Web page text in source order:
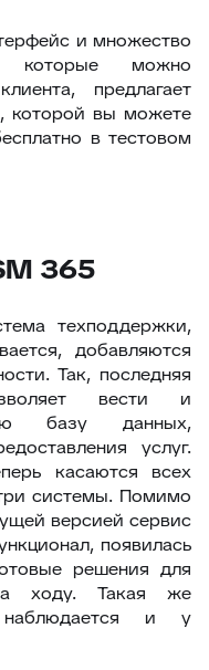
и множество
которые можно
предлагает
которой вы можете
в тестовом
365
техподдержки,
добавляются
Так, последняя
вести и
базу данных,
услуг.
касаются всех
системы. Помимо
версией сервис
появилась
решения для
ходу. Такая же
наблюдается и у